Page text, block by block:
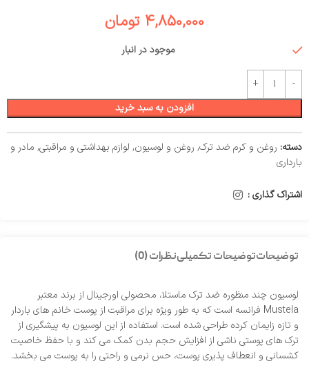
4,850,000 تومان
موجود در انبار
افزودن به سبد خرید
دسته: روغن و کرم ضد ترک, روغن و لوسیون, لوازم بهداشتی و مراقبتی, مادر و
بارداری
اشتراک گذاری :
توضیحاتتوضیحات تکمیلینظرات (0)
لوسیون چند منظوره ضد ترک ماستلا، محصولی اورجینال از برند معتبر
Mustela فرانسه است که به‌ طور ویژه برای مراقبت از پوست خانم‌ های باردار
و تازه زایمان کرده طراحی شده است. استفاده از این لوسیون به پیشگیری از
ترک‌ های پوستی ناشی از افزایش حجم بدن کمک می‌ کند و با حفظ خاصیت
کشسانی و انعطاف‌ پذیری پوست، حس نرمی و راحتی را به پوست می‌ بخشد.